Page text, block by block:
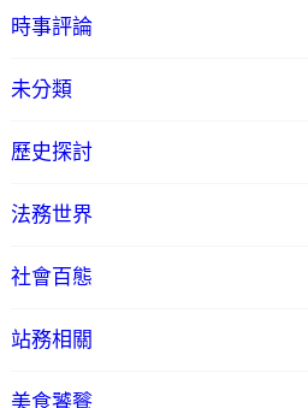
時事評論
未分類
歷史探討
法務世界
社會百態
站務相關
美食饕餮